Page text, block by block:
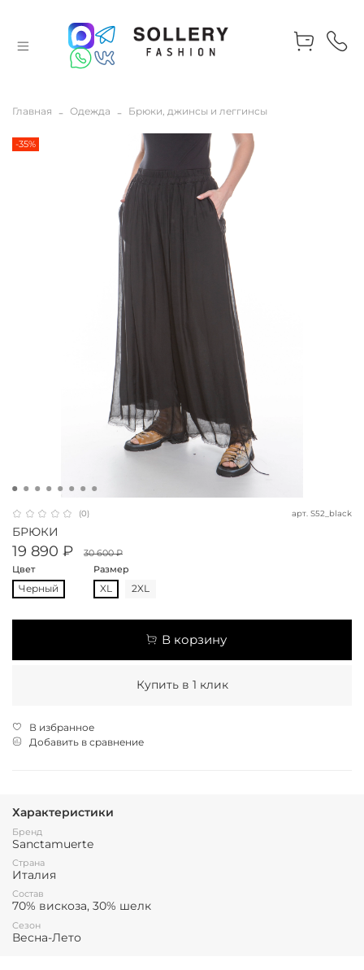
Главная Одежда Брюки, джинсы и леггинсы
-35%
(0) арт. S52_black
БРЮКИ
19 890 ₽
30 600 ₽
Цвет
Черный
Размер
XL 2XL
В корзину
Купить в 1 клик
В избранное
Добавить в сравнение
Характеристики
Бренд
Sanctamuerte
Страна
Италия
Состав
70% вискоза, 30% шелк
Сезон
Весна-Лето